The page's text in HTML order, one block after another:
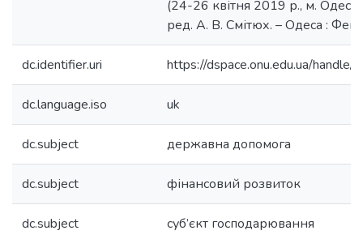
(24-26 квітня 2019 р., м. Одеса)
ред. А. В. Смітюх. – Одеса :
dc.identifier.uri https://dspace.onu.edu.ua/
dc.language.iso uk
dc.subject державна допомога
dc.subject фінансовий розвиток
dc.subject суб’єкт господарювання